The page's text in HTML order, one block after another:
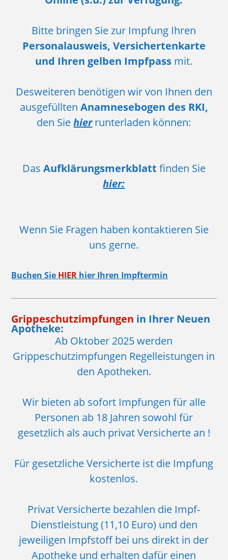
Bitte bringen Sie zur Impfung Ihren
Personalausweis, Versichertenkarte
und Ihren gelben Impfpass mit.
Desweiteren benötigen wir von Ihnen den
ausgefüllten Anamnesebogen des RKI,
den Siehierrunterladen können:
Das Aufklärungsmerkblatt finden Sie
hier:
Wenn Sie Fragen haben kontaktieren Sie
uns gerne.
Buchen Sie HIER hier Ihren Impftermin
Grippeschutzimpfungen in Ihrer Neuen
Apotheke:
Ab Oktober 2025 werden
Grippeschutzimpfungen Regelleistungen in
den Apotheken.
Wir bieten ab sofort Impfungen für alle
Personen ab 18 Jahren sowohl für
gesetzlich als auch privat Versicherte an !
Für gesetzliche Versicherte ist die Impfung
kostenlos.
Privat Versicherte bezahlen die Impf-
Dienstleistung (11,10 Euro) und den
jeweiligen Impfstoff bei uns direkt in der
Apotheke und erhalten dafür einen